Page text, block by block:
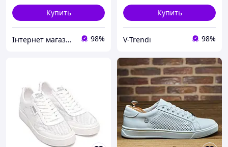
Купить
Інтернет магазин "Lyubov Modnaya" 98%
Купить
V-Trendi 98%